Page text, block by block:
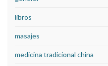
libros
masajes
medicina tradicional china